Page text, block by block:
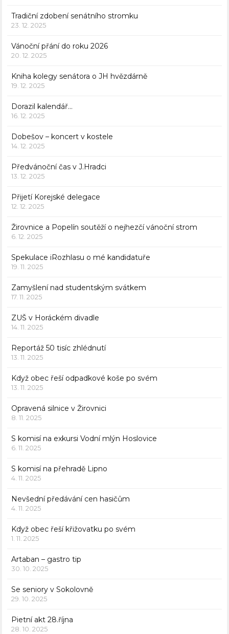
Tradiční zdobení senátního stromku
23. 12. 2025
Vánoční přání do roku 2026
20. 12. 2025
Kniha kolegy senátora o JH hvězdárně
19. 12. 2025
Dorazil kalendář…
16. 12. 2025
Dobešov – koncert v kostele
14. 12. 2025
Předvánoční čas v J.Hradci
13. 12. 2025
Přijetí Korejské delegace
12. 12. 2025
Žirovnice a Popelín soutěží o nejhezčí vánoční strom
6. 12. 2025
Spekulace iRozhlasu o mé kandidatuře
19. 11. 2025
Zamyšlení nad studentským svátkem
17. 11. 2025
ZUŠ v Horáckém divadle
14. 11. 2025
Reportáž 50 tisíc zhlédnutí
13. 11. 2025
Když obec řeší odpadkové koše po svém
13. 11. 2025
Opravená silnice v Žirovnici
8. 11. 2025
S komisí na exkursi Vodní mlýn Hoslovice
6. 11. 2025
S komisí na přehradě Lipno
4. 11. 2025
Nevšední předávání cen hasičům
4. 11. 2025
Když obec řeší křižovatku po svém
1. 11. 2025
Artaban – gastro tip
30. 10. 2025
Se seniory v Sokolovně
29. 10. 2025
Pietní akt 28.října
28. 10. 2025